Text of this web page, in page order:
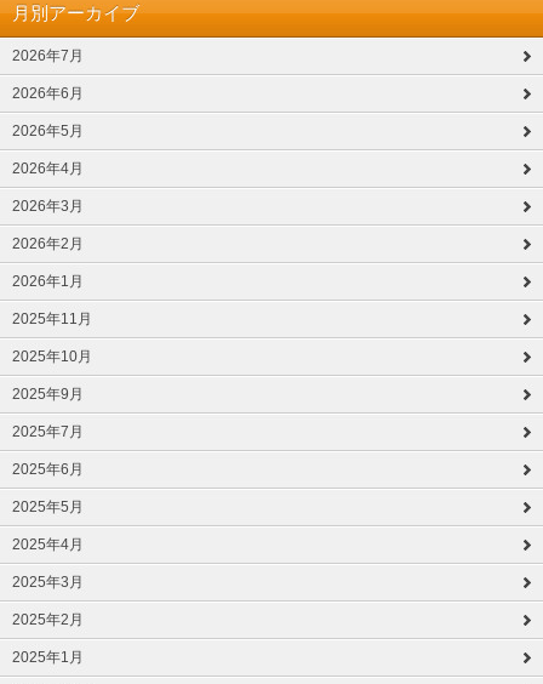
月別アーカイブ
2026年7月
2026年6月
2026年5月
2026年4月
2026年3月
2026年2月
2026年1月
2025年11月
2025年10月
2025年9月
2025年7月
2025年6月
2025年5月
2025年4月
2025年3月
2025年2月
2025年1月